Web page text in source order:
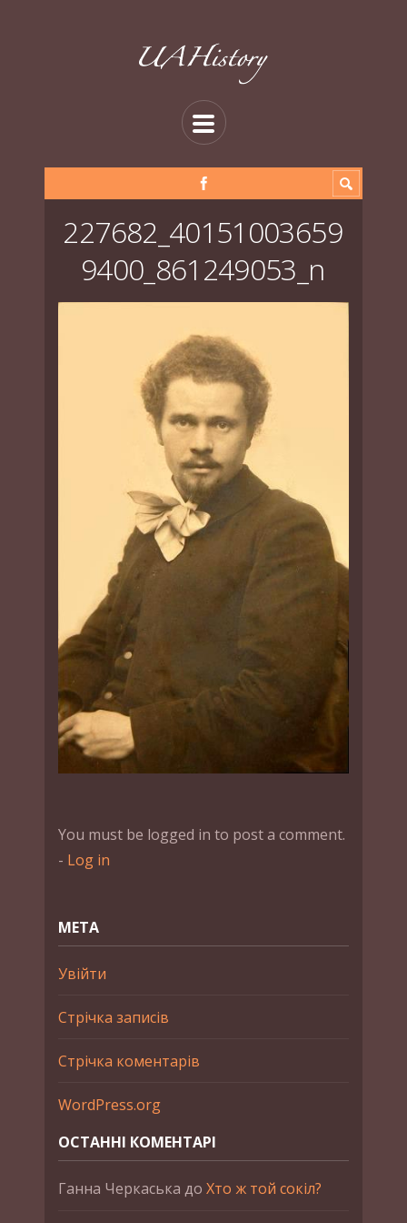
227682_40151003659
9400_861249053_n
You must be logged in to post a comment.
- Log in
МЕТА
Увійти
Стрічка записів
Стрічка коментарів
WordPress.org
ОСТАННІ КОМЕНТАРІ
Ганна Черкаська до Хто ж той сокіл?